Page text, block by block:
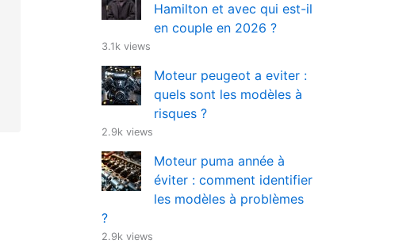
Hamilton et avec qui est-il
en couple en 2026 ?
3.1k views
Moteur peugeot a eviter :
quels sont les modèles à
risques ?
2.9k views
Moteur puma année à
éviter : comment identifier
les modèles à problèmes
?
2.9k views